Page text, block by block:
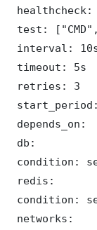
healthcheck:
test:
interval:
timeout: 5s
retries: 3
depends_on:
db:
condition:
redis:
condition:
networks: